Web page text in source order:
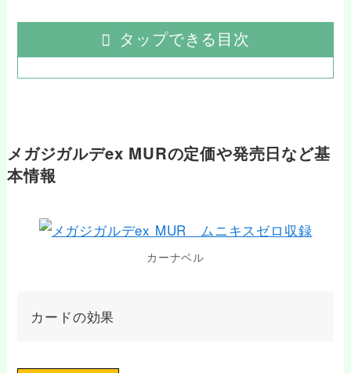
タップできる目次
メガジガルデex MURの定価や発売日など基
本情報
カーナベル
カードの効果